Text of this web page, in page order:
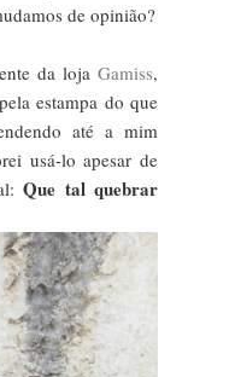
de opinião?
da loja Gamiss,
estampa do que
até a mim
usá-lo apesar de
Que tal quebrar